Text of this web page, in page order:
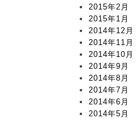
2015年2月
2015年1月
2014年12月
2014年11月
2014年10月
2014年9月
2014年8月
2014年7月
2014年6月
2014年5月